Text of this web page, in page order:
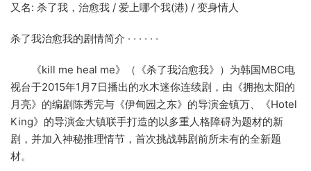
又名: 杀了我，治愈我 / 爱上哪个我(港) / 变身情人
杀了我治愈我的剧情简介 · · · · · ·
《kill me heal me》（《杀了我治愈我》）为韩国MBC电
视台于2015年1月7日播出的水木迷你连续剧，由《拥抱太阳的
月亮》的编剧陈秀完与《伊甸园之东》的导演金镇万、《Hotel
King》的导演金大镇联手打造的以多重人格障碍为题材的新
剧，并加入神秘推理情节，首次挑战韩剧前所未有的全新题
材。